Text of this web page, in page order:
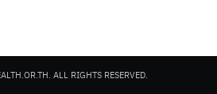
ALL RIGHTS RESERVED.